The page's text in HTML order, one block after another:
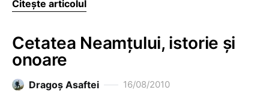
Citește articolul
Cetatea Neamţului, istorie şi
onoare
Dragoş Asaftei 16/08/2010